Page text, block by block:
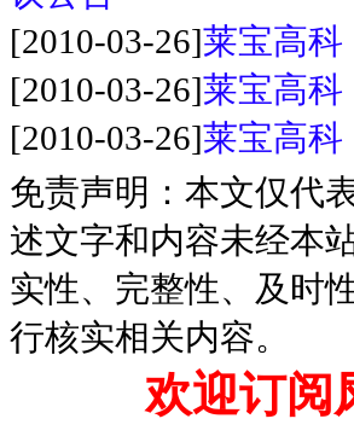
[2010-03-26]莱宝高科
[2010-03-26]莱宝高科
[2010-03-26]莱宝高科
免责声明：本文仅代
述文字和内容未经本
实性、完整性、及时
行核实相关内容。
欢迎订阅